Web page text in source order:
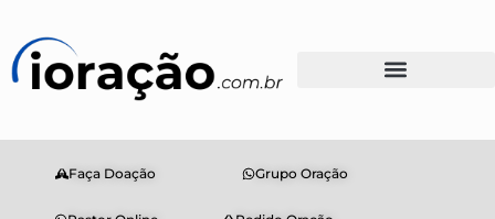
Faça Doação Grupo Oração